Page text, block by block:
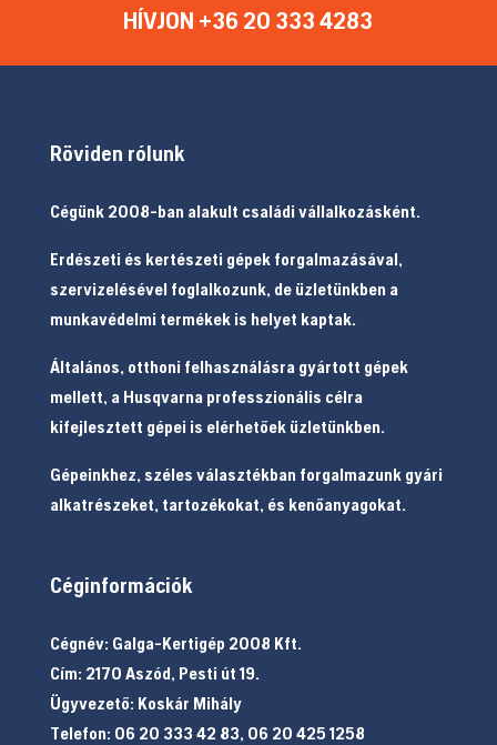
HÍVJON +36 20 333 4283
Röviden rólunk
Cégünk 2008-ban alakult családi vállalkozásként.
Erdészeti és kertészeti gépek forgalmazásával,
szervizelésével foglalkozunk, de üzletünkben a
munkavédelmi termékek is helyet kaptak.
Általános, otthoni felhasználásra gyártott gépek
mellett, a Husqvarna professzionális célra
kifejlesztett gépei is elérhetőek üzletünkben.
Gépeinkhez, széles választékban forgalmazunk gyári
alkatrészeket, tartozékokat, és kenőanyagokat.
Céginformációk
Cégnév: Galga-Kertigép 2008 Kft.
Cím: 2170 Aszód, Pesti út 19.
Ügyvezető: Koskár Mihály
Telefon: 06 20 333 42 83, 06 20 425 1258